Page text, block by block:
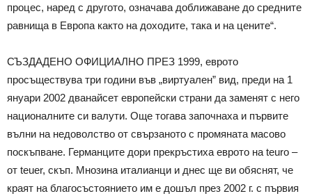
процес, наред с другото, означава доближаване до средните
равнища в Европа както на доходите, така и на цените“.
СЪЗДАДЕНО ОФИЦИАЛНО ПРЕЗ 1999, еврото
просъществува три години във „виртуален” вид, преди на 1
януари 2002 дванайсет европейски страни да заменят с него
националните си валути. Още тогава започнаха и първите
вълни на недоволство от свързаното с промяната масово
поскъпване. Германците дори прекръстиха еврото на teuro –
от teuer, скъп. Мнозина италианци и днес ще ви обяснят, че
краят на благосъстоянието им е дошъл през 2002 г. с първия